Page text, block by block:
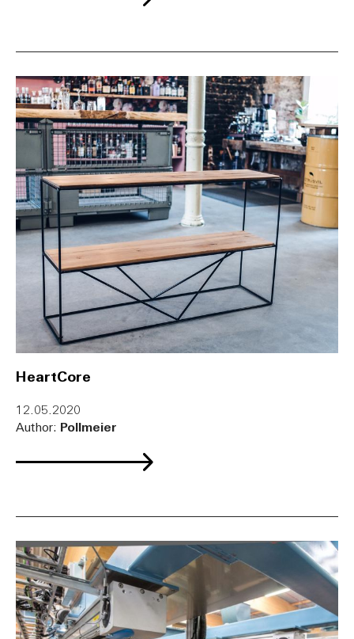
HeartCore
12.05.2020
Author: Pollmeier